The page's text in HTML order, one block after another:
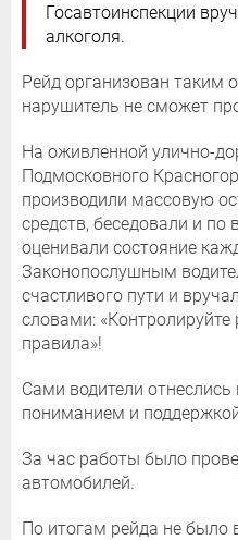
Госавтоинспекции
алкоголя.
Рейд организован таким
нарушитель не сможет
На оживленной улично-
Подмосковного
производили массовую
средств, беседовали и
оценивали состояние
Законопослушным
счастливого пути и
словами:
правила»!
Сами водители
пониманием и
За час работы было
автомобилей.
По итогам рейда не было